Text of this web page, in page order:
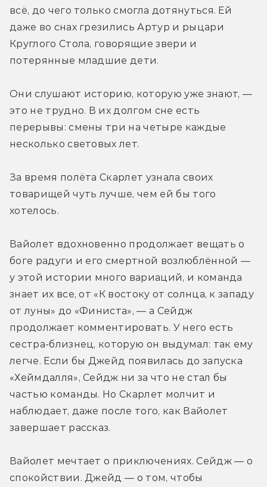
всё, до чего только смогла дотянуться. Ей
даже во снах грезились Артур и рыцари
Круглого Стола, говорящие звери и
потерянные младшие дети.
Они слушают историю, которую уже знают, —
это не трудно. В их долгом сне есть
перерывы: смены три на четыре каждые
несколько световых лет.
За время полёта Скарлет узнала своих
товарищей чуть лучше, чем ей бы того
хотелось.
Вайолет вдохновенно продолжает вещать о
боге радуги и его смертной возлюблённой —
у этой истории много вариаций, и команда
знает их все, от «К востоку от солнца, к западу
от луны» до «Финиста», — а Сейдж
продолжает комментировать. У него есть
сестра-близнец, которую он выдумал: так ему
легче. Если бы Джейд появилась до запуска
«Хеймдалля», Сейдж ни за что не стал бы
частью команды. Но Скарлет молчит и
наблюдает, даже после того, как Вайолет
завершает рассказ.
Вайолет мечтает о приключениях. Сейдж — о
спокойствии. Джейд — о том, чтобы